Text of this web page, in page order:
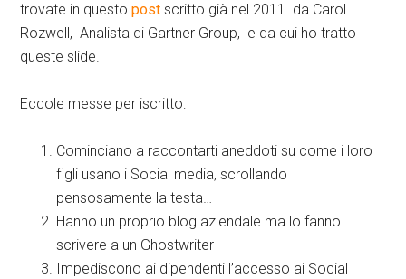
trovate in questopost scritto già nel 2011 da Carol
Rozwell, Analista di Gartner Group, e da cui ho tratto
queste slide.
Eccole messe per iscritto:
Cominciano a raccontarti aneddoti su come i loro
figli usano i Social media, scrollando
pensosamente la testa…
Hanno un proprio blog aziendale ma lo fanno
scrivere a un Ghostwriter
Impediscono ai dipendenti l’accesso ai Social